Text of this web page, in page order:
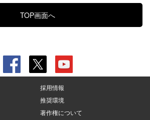
採用情報
推奨環境
著作権について